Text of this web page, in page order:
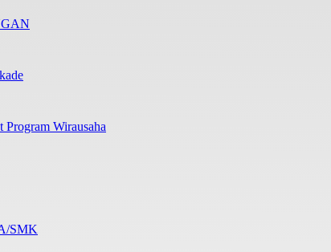
Wirausaha
SMK